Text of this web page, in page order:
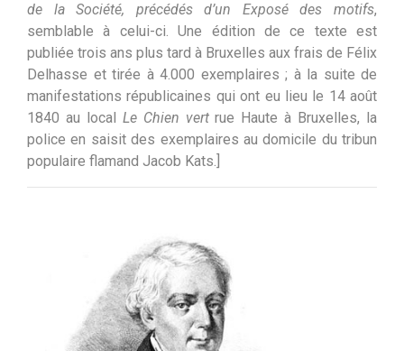
de la Société, précédés d’un Exposé des motifs,
semblable à celui-ci. Une édition de ce texte est
publiée trois ans plus tard à Bruxelles aux frais de Félix
Delhasse et tirée à 4.000 exemplaires ; à la suite de
manifestations républicaines qui ont eu lieu le 14 août
1840 au local Le Chien vertrue Haute à Bruxelles, la
police en saisit des exemplaires au domicile du tribun
populaire flamand Jacob Kats.]